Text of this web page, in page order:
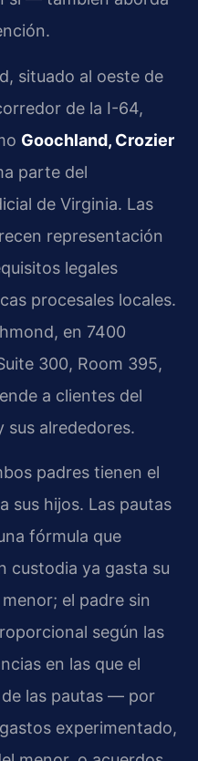
situado al oeste de
de la I-64,
Goochland, Crozier
parte del
de Virginia. Las
representación
legales
procesales locales.
en 7400
300, Room 395,
a clientes del
sus alrededores.
padres tienen el
sus hijos. Las pautas
fórmula que
custodia ya gasta su
el padre sin
según las
en las que el
las pautas — por
experimentado,